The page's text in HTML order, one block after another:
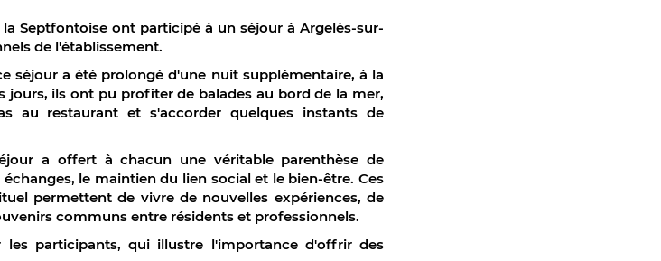
la Septfontoise ont participé à un séjour à Argelès-sur-
de l'établissement.
séjour a été prolongé d'une nuit supplémentaire, à la
jours, ils ont pu profiter de balades au bord de la mer,
au restaurant et s'accorder quelques instants de
a offert à chacun une véritable parenthèse de
le maintien du lien social et le bien-être. Ces
permettent de vivre de nouvelles expériences, de
communs entre résidents et professionnels.
les participants, qui illustre l'importance d'offrir des